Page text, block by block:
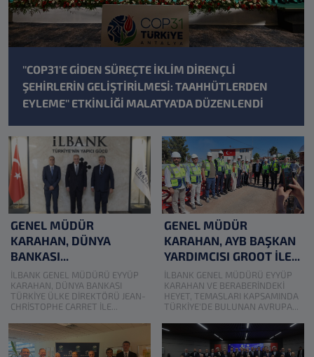
Betonarme Boru Donatılandırma Tip Projesi
2025 Yılı Olağan Genel Kurul Toplantı Tutanağı
''COP31'E GİDEN SÜREÇTE İKLİM DİRENÇLİ
ŞEHİRLERİN GELİŞTİRİLMESİ: TAAHHÜTLERDEN
EYLEME'' ETKİNLİĞİ MALATYA'DA DÜZENLENDİ
GENEL MÜDÜR
KARAHAN, DÜNYA
BANKASI...
İLBANK GENEL MÜDÜRÜ EYYÜP
KARAHAN, DÜNYA BANKASI
TÜRKİYE ÜLKE DİREKTÖRÜ JEAN-
CHRİSTOPHE CARRET İLE...
GENEL MÜDÜR
KARAHAN, AYB BAŞKAN
YARDIMCISI GROOT İLE...
İLBANK GENEL MÜDÜRÜ EYYÜP
KARAHAN VE BERABERİNDEKİ
HEYET, TEMASLARI KAPSAMINDA
TÜRKİYE'DE BULUNAN AVRUPA...